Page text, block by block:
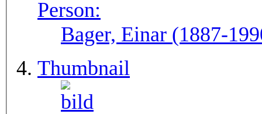
Person:
Bager, Einar (1887-
Thumbnail